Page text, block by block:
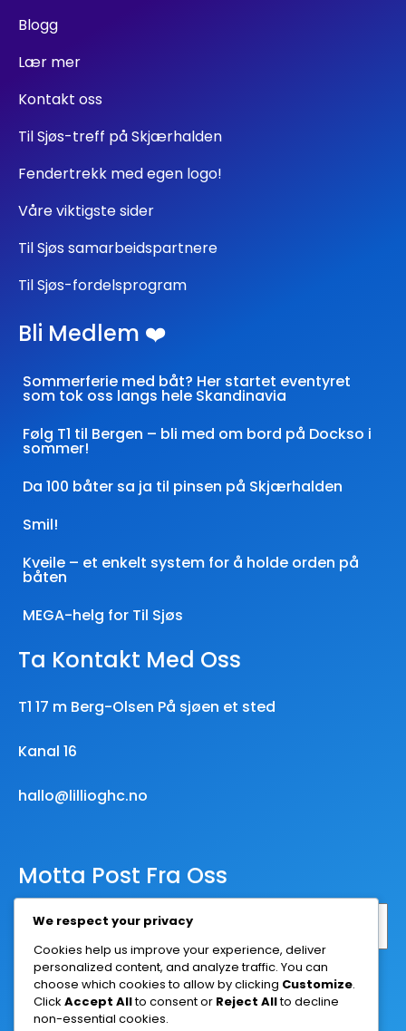
Blogg
Lær mer
Kontakt oss
Til Sjøs-treff på Skjærhalden
Fendertrekk med egen logo!
Våre viktigste sider
Til Sjøs samarbeidspartnere
Til Sjøs-fordelsprogram
Bli Medlem ❤️
Sommerferie med båt? Her startet eventyret
som tok oss langs hele Skandinavia
Følg T1 til Bergen – bli med om bord på Dockso i
sommer!
Da 100 båter sa ja til pinsen på Skjærhalden
Smil!
Kveile – et enkelt system for å holde orden på
båten
MEGA-helg for Til Sjøs
Ta Kontakt Med Oss
T1 17 m Berg-Olsen På sjøen et sted
Kanal 16
hallo@lillioghc.no
Motta Post Fra Oss
Abonner
We respect your privacy
Cookies help us improve your experience, deliver
personalized content, and analyze traffic. You can
choose which cookies to allow by clicking Customize.
Click Accept Allto consent or Reject Allto decline
non-essential cookies.